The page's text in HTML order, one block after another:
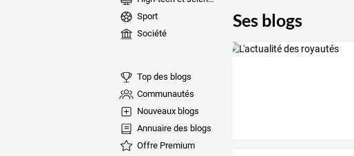
Sport
Société
Top des blogs
Communautés
Nouveaux blogs
Annuaire des blogs
Offre Premium
Ses blogs